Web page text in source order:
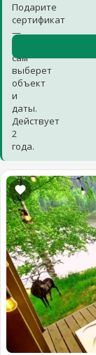
Подарите
сертификат
—
сам
выберет
объект
и
даты.
Действует
2
года.